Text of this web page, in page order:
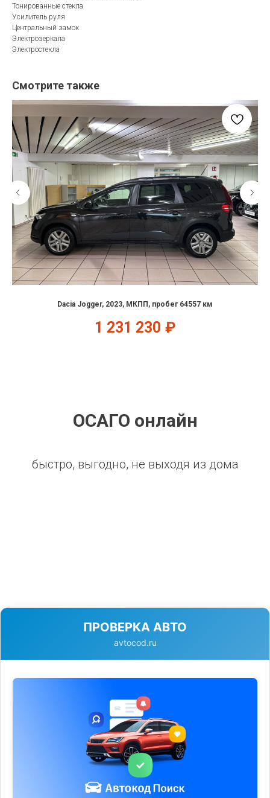
Тонированные стекла
Усилитель руля
Центральный замок
Электрозеркала
Электростекла
Смотрите также
Dacia Jogger, 2023, МКПП, пробег 64557 км
1 231 230 ₽
ОСАГО онлайн
быстро, выгодно, не выходя из дома
ПРОВЕРКА АВТО
avtocod.ru